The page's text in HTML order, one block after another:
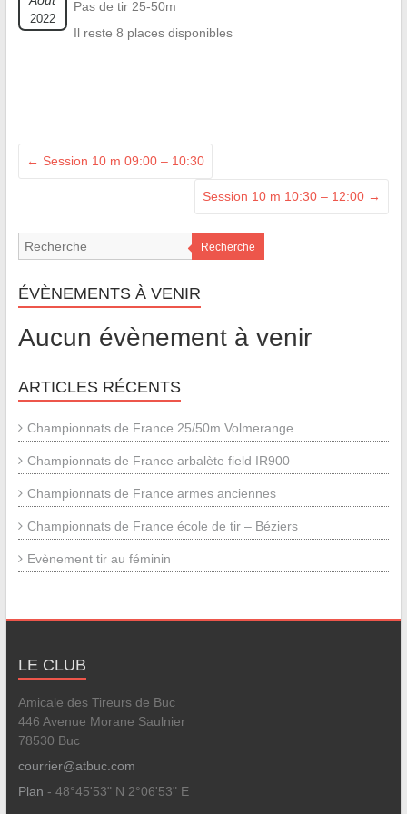
2022
Pas de tir 25-50m
Il reste 8 places disponibles
← Session 10 m 09:00 – 10:30
Session 10 m 10:30 – 12:00 →
Recherche
ÉVÈNEMENTS À VENIR
Aucun évènement à venir
ARTICLES RÉCENTS
Championnats de France 25/50m Volmerange
Championnats de France arbalète field IR900
Championnats de France armes anciennes
Championnats de France école de tir – Béziers
Evènement tir au féminin
LE CLUB
Amicale des Tireurs de Buc
446 Avenue Morane Saulnier
78530 Buc
courrier@atbuc.com
Plan - 48°45'53" N 2°06'53" E